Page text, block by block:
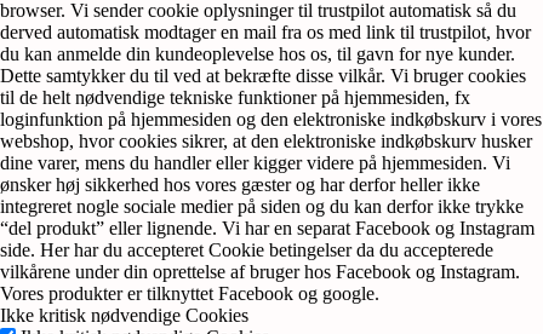
browser. Vi sender cookie oplysninger til trustpilot automatisk så du
derved automatisk modtager en mail fra os med link til trustpilot, hvor
du kan anmelde din kundeoplevelse hos os, til gavn for nye kunder.
Dette samtykker du til ved at bekræfte disse vilkår. Vi bruger cookies
til de helt nødvendige tekniske funktioner på hjemmesiden, fx
loginfunktion på hjemmesiden og den elektroniske indkøbskurv i vores
webshop, hvor cookies sikrer, at den elektroniske indkøbskurv husker
dine varer, mens du handler eller kigger videre på hjemmesiden. Vi
ønsker høj sikkerhed hos vores gæster og har derfor heller ikke
integreret nogle sociale medier på siden og du kan derfor ikke trykke
“del produkt” eller lignende. Vi har en separat Facebook og Instagram
side. Her har du accepteret Cookie betingelser da du accepterede
vilkårene under din oprettelse af bruger hos Facebook og Instagram.
Vores produkter er tilknyttet Facebook og google.
Ikke kritisk nødvendige Cookies